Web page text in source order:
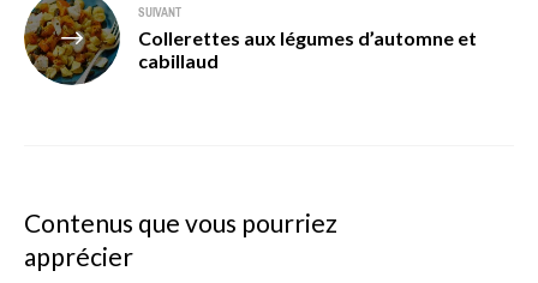
SUIVANT
Collerettes aux légumes d’automne et
cabillaud
Contenus que vous pourriez
apprécier